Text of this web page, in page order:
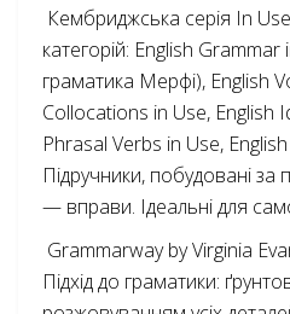
Кембриджська серія In
категорій: English
граматика Мерфі), English
Collocations in Use, English
Phrasal Verbs in Use,
Підручники, побудовані
— вправи. Ідеальні для
Grammarway by Virginia
Підхід до граматики: